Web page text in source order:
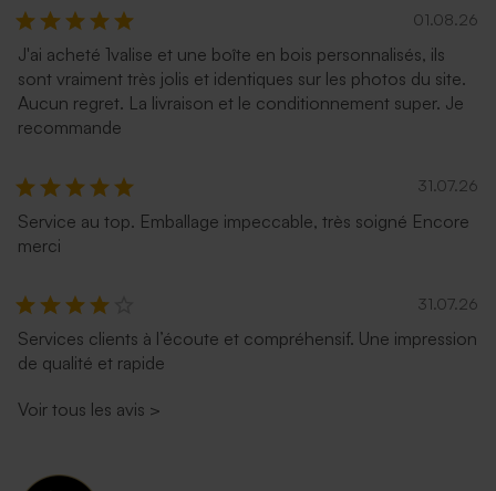
01.08.26
J'ai acheté 1valise et une boîte en bois personnalisés, ils
sont vraiment très jolis et identiques sur les photos du site.
Aucun regret. La livraison et le conditionnement super. Je
recommande
31.07.26
Service au top. Emballage impeccable, très soigné Encore
merci
31.07.26
Services clients à l’écoute et compréhensif. Une impression
de qualité et rapide
Voir tous les avis >